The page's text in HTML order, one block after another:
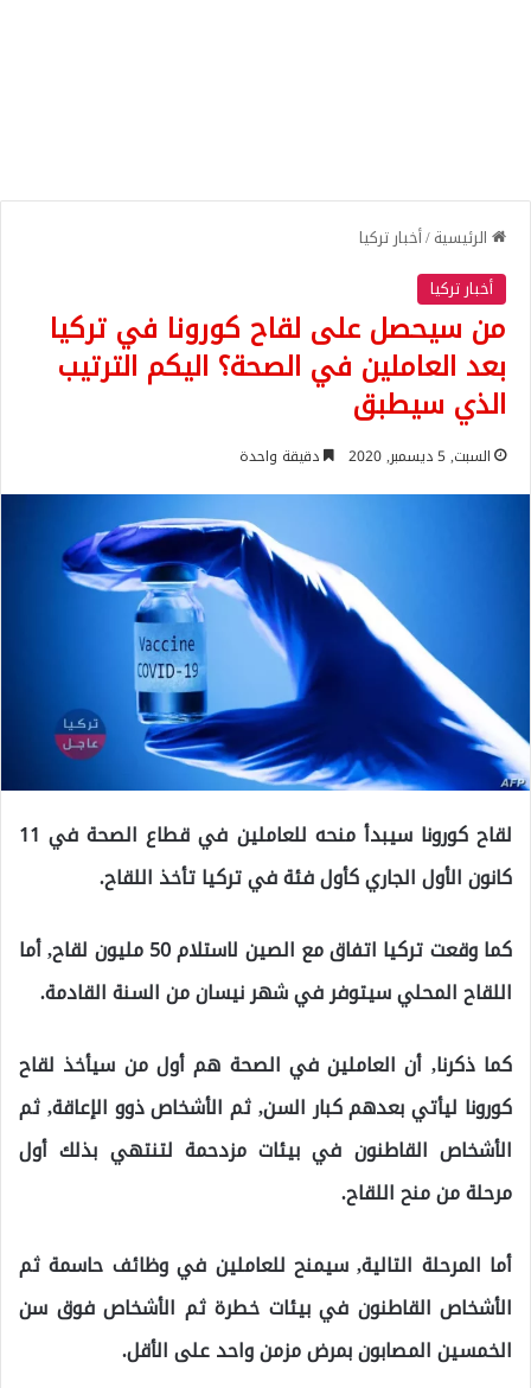
الرئيسية/أخبار تركيا
أخبار تركيا
من سيحصل على لقاح كورونا في تركيا
بعد العاملين في الصحة؟ اليكم الترتيب
الذي سيطبق
السبت, 5 ديسمبر, 2020 دقيقة واحدة
لقاح كورونا سيبدأ منحه للعاملين في قطاع الصحة في 11
كانون الأول الجاري كأول فئة في تركيا تأخذ اللقاح.
كما وقعت تركيا اتفاق مع الصين لاستلام 50 مليون لقاح, أما
اللقاح المحلي سيتوفر في شهر نيسان من السنة القادمة.
كما ذكرنا, أن العاملين في الصحة هم أول من سيأخذ لقاح
كورونا ليأتي بعدهم كبار السن, ثم الأشخاص ذوو الإعاقة, ثم
الأشخاص القاطنون في بيئات مزدحمة لتنتهي بذلك أول
مرحلة من منح اللقاح.
أما المرحلة التالية, سيمنح للعاملين في وظائف حاسمة ثم
الأشخاص القاطنون في بيئات خطرة ثم الأشخاص فوق سن
الخمسين المصابون بمرض مزمن واحد على الأقل.